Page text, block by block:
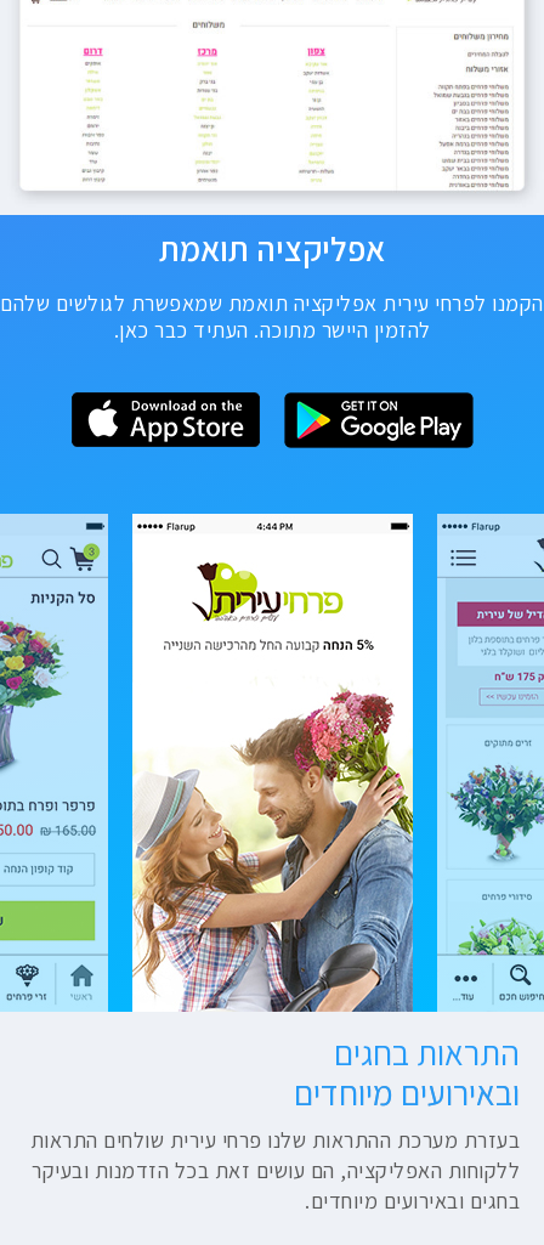
אפליקציה תואמת
הקמנו לפרחי עירית אפליקציה תואמת שמאפשרת לגולשים שלהם
להזמין היישר מתוכה. העתיד כבר כאן.
1 2 3 4 5 6
התראות בחגים
ובאירועים מיוחדים
בעזרת מערכת ההתראות שלנו פרחי עירית שולחים התראות
ללקוחות האפליקציה, הם עושים זאת בכל הזדמנות ובעיקר
בחגים ובאירועים מיוחדים.